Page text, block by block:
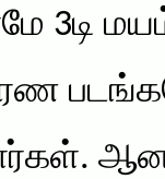
3டி